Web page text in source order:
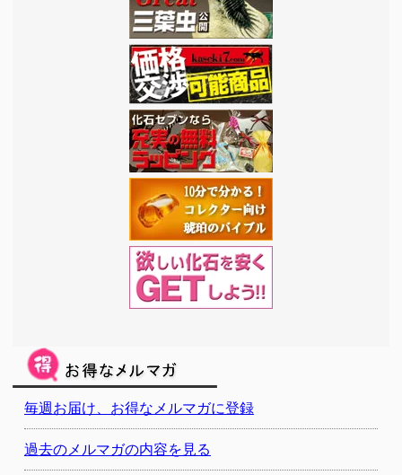
毎週お届け、お得なメルマガに登録
過去のメルマガの内容を見る